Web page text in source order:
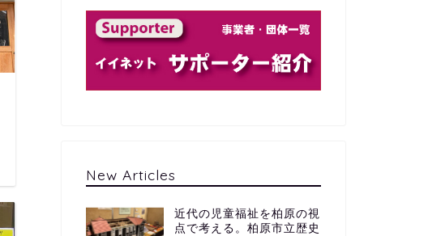
New Articles
近代の児童福祉を柏原の視
点で考える。柏原市立歴史